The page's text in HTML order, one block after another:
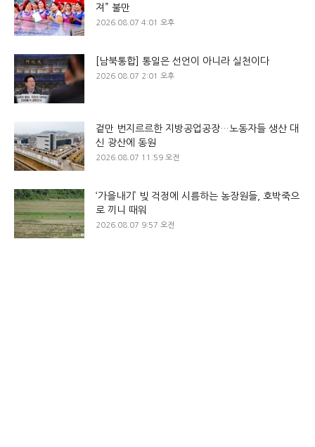
져” 불만
2026.08.07 4:01 오후
[남북통합] 통일은 선언이 아니라 실천이다
2026.08.07 2:01 오후
겉만 번지르르한 지방공업공장…노동자들 생산 대
신 광산에 동원
2026.08.07 11:59 오전
‘가을내기’ 빚 걱정에 시름하는 농장원들, 호박죽으
로 끼니 때워
2026.08.07 9:57 오전